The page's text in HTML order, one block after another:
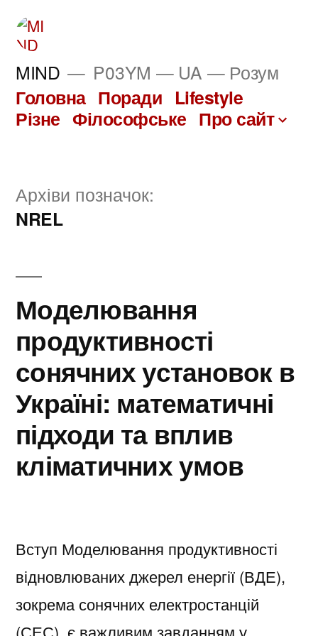
Перейти
вмісту
MIND P03YM — UA — Розум
Головна Поради Lifestyle
Різне Філософське Про сайт
Архіви позначок:
NREL
Моделювання
продуктивності
сонячних установок в
Україні: математичні
підходи та вплив
кліматичних умов
Вступ Моделювання продуктивності
відновлюваних джерел енергії (ВДЕ),
зокрема сонячних електростанцій
(СЕС), є важливим завданням у